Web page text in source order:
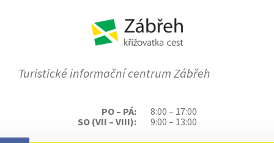
Turistické informační centrum Zábřeh
PO – PÁ:
8:00 – 17:00
SO (VII – VIII):
9:00 – 13:00